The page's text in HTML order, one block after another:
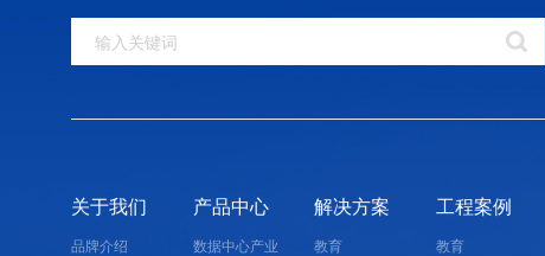
下送出的冷风全
最终大幅提高制
降问题机柜顶端
关于我们
品牌介绍
产品中心
数据中心产业
解决方案
教育
工程案例
教育